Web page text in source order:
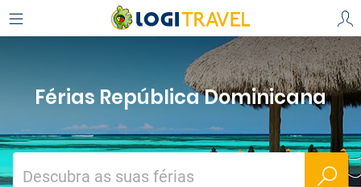
Férias República Dominicana
Descubra as suas férias